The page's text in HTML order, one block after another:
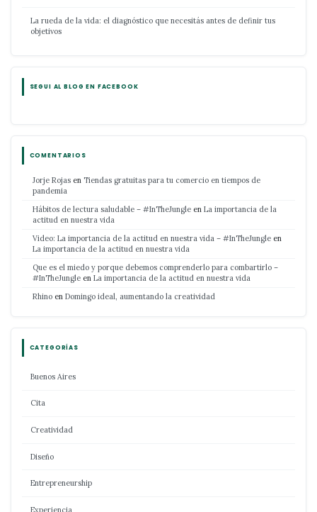
La rueda de la vida: el diagnóstico que necesitás antes de definir tus
objetivos
SEGUI AL BLOG EN FACEBOOK
COMENTARIOS
Jorje Rojas en Tiendas gratuitas para tu comercio en tiempos de
pandemia
Hábitos de lectura saludable – #InTheJungle en La importancia de la
actitud en nuestra vida
Video: La importancia de la actitud en nuestra vida – #InTheJungle en
La importancia de la actitud en nuestra vida
Que es el miedo y porque debemos comprenderlo para combartirlo –
#InTheJungle en La importancia de la actitud en nuestra vida
Rhino en Domingo ideal, aumentando la creatividad
CATEGORÍAS
Buenos Aires
Cita
Creatividad
Diseño
Entrepreneurship
Experiencia